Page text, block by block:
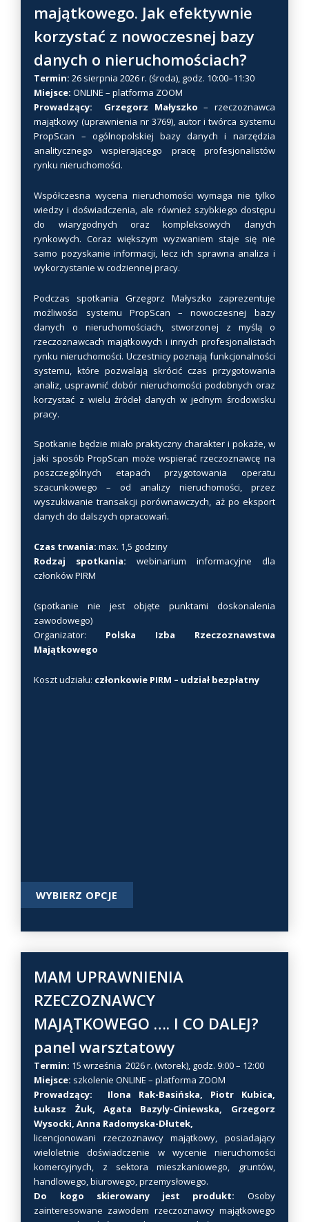
k
m
a
w
i
e
l
e
w
r
i
a
n
t
.
O
p
c
j
e
ż
n
a
y
a
a
t
majątkowego. Jak efektywnie
korzystać z nowoczesnej bazy
danych o nieruchomościach?
Termin: 26 sierpnia 2026 r. (środa), godz. 10:00–11:30
Miejsce: ONLINE – platforma ZOOM
Prowadzący: Grzegorz Małyszko – rzeczoznawca
majątkowy (uprawnienia nr 3769), autor i twórca systemu
PropScan – ogólnopolskiej bazy danych i narzędzia
analitycznego wspierającego pracę profesjonalistów
rynku nieruchomości.
Współczesna wycena nieruchomości wymaga nie tylko
wiedzy i doświadczenia, ale również szybkiego dostępu
do wiarygodnych oraz kompleksowych danych
rynkowych. Coraz większym wyzwaniem staje się nie
samo pozyskanie informacji, lecz ich sprawna analiza i
wykorzystanie w codziennej pracy.
Podczas spotkania Grzegorz Małyszko zaprezentuje
możliwości systemu PropScan – nowoczesnej bazy
danych o nieruchomościach, stworzonej z myślą o
rzeczoznawcach majątkowych i innych profesjonalistach
rynku nieruchomości. Uczestnicy poznają funkcjonalności
systemu, które pozwalają skrócić czas przygotowania
analiz, usprawnić dobór nieruchomości podobnych oraz
korzystać z wielu źródeł danych w jednym środowisku
pracy.
Spotkanie będzie miało praktyczny charakter i pokaże, w
jaki sposób PropScan może wspierać rzeczoznawcę na
poszczególnych etapach przygotowania operatu
szacunkowego – od analizy nieruchomości, przez
wyszukiwanie transakcji porównawczych, aż po eksport
danych do dalszych opracowań.
Czas trwania: max. 1,5 godziny
Rodzaj spotkania: webinarium informacyjne dla
członków PIRM
(spotkanie nie jest objęte punktami doskonalenia
zawodowego)
Organizator: Polska Izba Rzeczoznawstwa
Majątkowego
Koszt udziału: członkowie PIRM – udział bezpłatny
WYBIERZ OPCJE
e
r
o
u
k
m
a
w
e
l
e
w
a
r
MAM UPRAWNIENIA
RZECZOZNAWCY
MAJĄTKOWEGO …. I CO DALEJ?
panel warsztatowy
Termin: 15 września 2026 r. (wtorek), godz. 9:00 – 12:00
Miejsce: szkolenie ONLINE – platforma ZOOM
Prowadzący: Ilona Rak-Basińska, Piotr Kubica,
Łukasz Żuk, Agata Bazyly-Ciniewska, Grzegorz
Wysocki, Anna Radomyska-Dłutek,
licencjonowani rzeczoznawcy majątkowy, posiadający
wieloletnie doświadczenie w wycenie nieruchomości
komercyjnych, z sektora mieszkaniowego, gruntów,
handlowego, biurowego, przemysłowego.
Do kogo skierowany jest produkt: Osoby
zainteresowane zawodem rzeczoznawcy majątkowego